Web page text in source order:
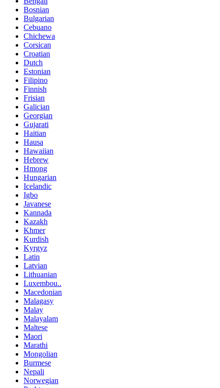
Bosnian
Bulgarian
Cebuano
Chichewa
Corsican
Croatian
Dutch
Estonian
Filipino
Finnish
Frisian
Galician
Georgian
Gujarati
Haitian
Hausa
Hawaiian
Hebrew
Hmong
Hungarian
Icelandic
Igbo
Javanese
Kannada
Kazakh
Khmer
Kurdish
Kyrgyz
Latin
Latvian
Lithuanian
Luxembou..
Macedonian
Malagasy
Malay
Malayalam
Maltese
Maori
Marathi
Mongolian
Burmese
Nepali
Norwegian